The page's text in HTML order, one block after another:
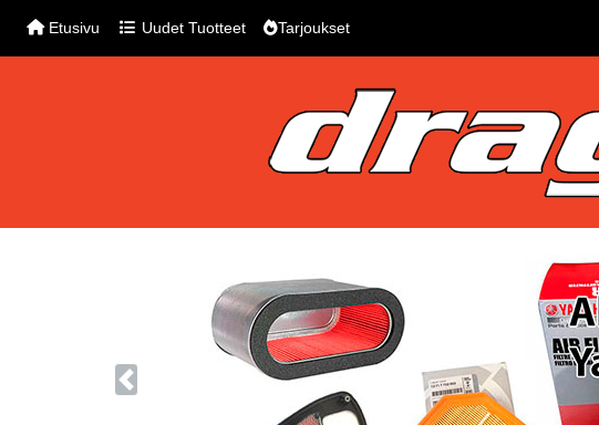
Etusivu Uudet Tuotteet Tarjoukset
Previous